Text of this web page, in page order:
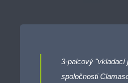
3-palcový "vkladací
spoločnosti